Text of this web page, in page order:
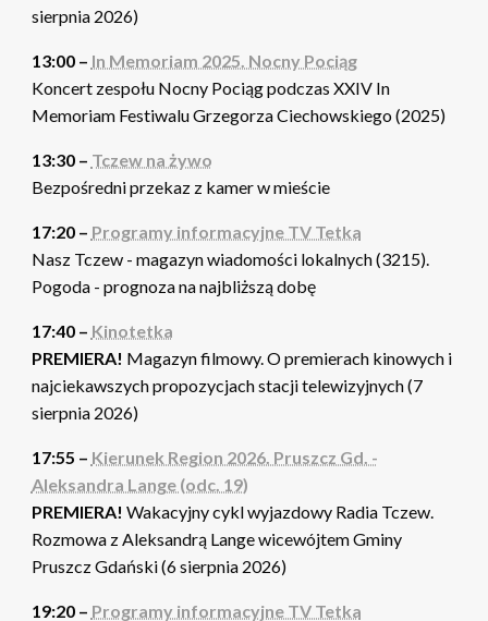
sierpnia 2026)
13:00 – In Memoriam 2025. Nocny Pociąg
Koncert zespołu Nocny Pociąg podczas XXIV In
Memoriam Festiwalu Grzegorza Ciechowskiego (2025)
13:30 – Tczew na żywo
Bezpośredni przekaz z kamer w mieście
17:20 – Programy informacyjne TV Tetka
Nasz Tczew - magazyn wiadomości lokalnych (3215).
Pogoda - prognoza na najbliższą dobę
17:40 – Kinotetka
PREMIERA! Magazyn filmowy. O premierach kinowych i
najciekawszych propozycjach stacji telewizyjnych (7
sierpnia 2026)
17:55 – Kierunek Region 2026. Pruszcz Gd. -
Aleksandra Lange (odc. 19)
PREMIERA! Wakacyjny cykl wyjazdowy Radia Tczew.
Rozmowa z Aleksandrą Lange wicewójtem Gminy
Pruszcz Gdański (6 sierpnia 2026)
19:20 – Programy informacyjne TV Tetka